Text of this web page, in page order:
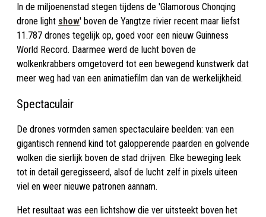
In de miljoenenstad stegen tijdens de 'Glamorous Chonqing
drone light show' boven de Yangtze rivier recent maar liefst
11.787 drones tegelijk op, goed voor een nieuw Guinness
World Record. Daarmee werd de lucht boven de
wolkenkrabbers omgetoverd tot een bewegend kunstwerk dat
meer weg had van een animatiefilm dan van de werkelijkheid.
Spectaculair
De drones vormden samen spectaculaire beelden: van een
gigantisch rennend kind tot galopperende paarden en golvende
wolken die sierlijk boven de stad drijven. Elke beweging leek
tot in detail geregisseerd, alsof de lucht zelf in pixels uiteen
viel en weer nieuwe patronen aannam.
Het resultaat was een lichtshow die ver uitsteekt boven het